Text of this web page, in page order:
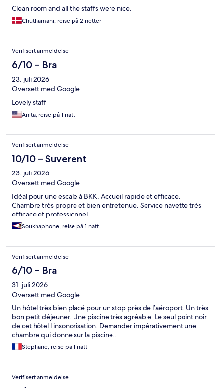
Clean room and all the staffs were nice.
Chuthamani, reise på 2 netter
Verifisert anmeldelse
6/10 – Bra
23. juli 2026
Oversett med Google
Lovely staff
Anita, reise på 1 natt
Verifisert anmeldelse
10/10 – Suverent
23. juli 2026
Oversett med Google
Idéal pour une escale à BKK. Accueil rapide et efficace.
Chambre très propre et bien entretenue. Service navette très
efficace et professionnel.
Soukhaphone, reise på 1 natt
Verifisert anmeldelse
6/10 – Bra
31. juli 2026
Oversett med Google
Un hôtel très bien placé pour un stop près de l’aéroport. Un très
bon petit déjeuner. Une piscine très agréable. Le seul point noir
de cet hôtel l insonorisation. Demander impérativement une
chambre qui donne sur la piscine..
Stephane, reise på 1 natt
Verifisert anmeldelse